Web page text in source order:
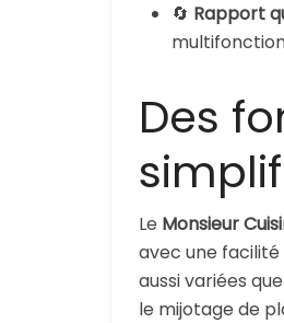
🔄 Rapport
Des
Le Monsieur
avec une facilité
aussi variées
le mijotage de